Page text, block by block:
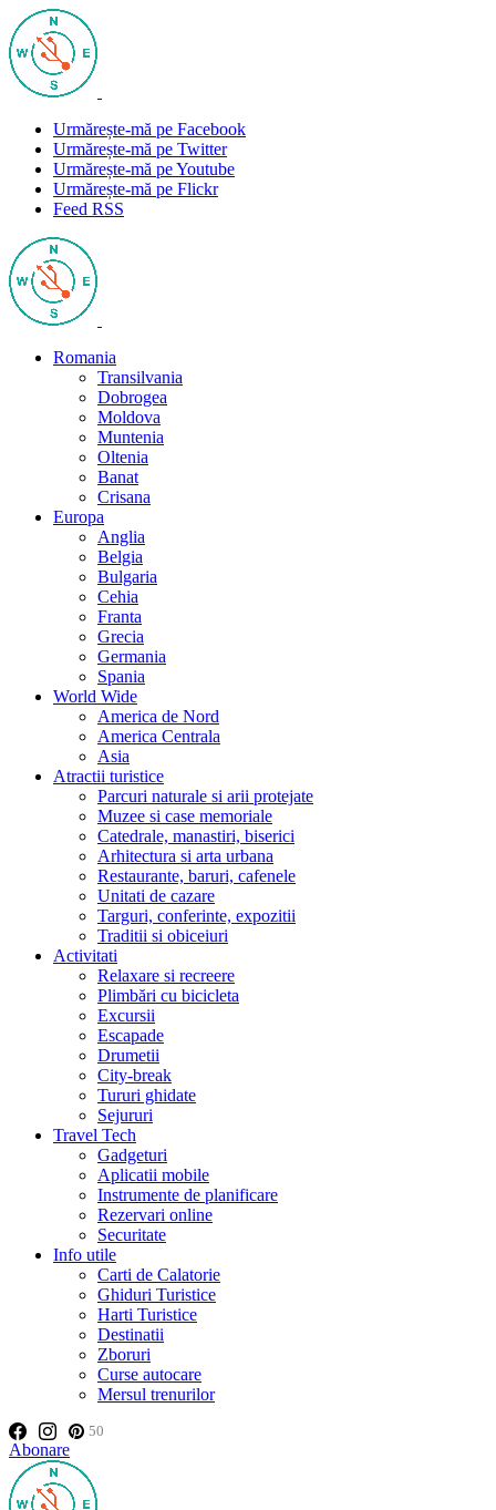
Urmărește-mă pe Facebook
Urmărește-mă pe Twitter
Urmărește-mă pe Youtube
Urmărește-mă pe Flickr
Feed RSS
Romania
Transilvania
Dobrogea
Moldova
Muntenia
Oltenia
Banat
Crisana
Europa
Anglia
Belgia
Bulgaria
Cehia
Franta
Grecia
Germania
Spania
World Wide
America de Nord
America Centrala
Asia
Atractii turistice
Parcuri naturale si arii protejate
Muzee si case memoriale
Catedrale, manastiri, biserici
Arhitectura si arta urbana
Restaurante, baruri, cafenele
Unitati de cazare
Targuri, conferinte, expozitii
Traditii si obiceiuri
Activitati
Relaxare si recreere
Plimbări cu bicicleta
Excursii
Escapade
Drumetii
City-break
Tururi ghidate
Sejururi
Travel Tech
Gadgeturi
Aplicatii mobile
Instrumente de planificare
Rezervari online
Securitate
Info utile
Carti de Calatorie
Ghiduri Turistice
Harti Turistice
Destinatii
Zboruri
Curse autocare
Mersul trenurilor
50
Abonare